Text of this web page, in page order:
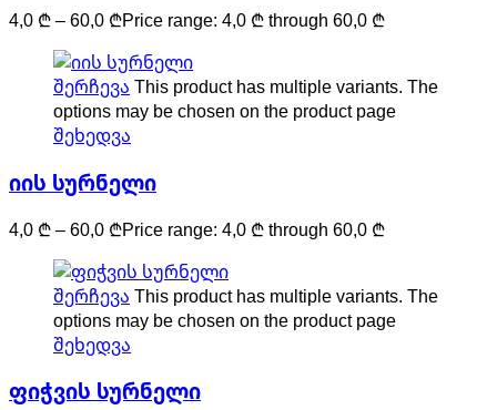
4,0 ₾–60,0 ₾Price range: 4,0 ₾ through 60,0 ₾
შერჩევა This product has multiple variants. The
options may be chosen on the product page
შეხედვა
იის სურნელი
4,0 ₾–60,0 ₾Price range: 4,0 ₾ through 60,0 ₾
შერჩევა This product has multiple variants. The
options may be chosen on the product page
შეხედვა
ფიჭვის სურნელი